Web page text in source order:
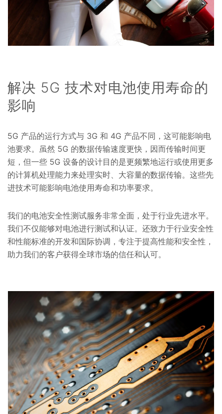
解决 5G 技术对电池使用寿命的
影响
5G 产品的运行方式与 3G 和 4G 产品不同，这可能影响电
池要求。虽然 5G 的数据传输速度更快，因而传输时间更
短，但一些 5G 设备的设计目的是更频繁地运行或使用更多
的计算机处理能力来处理实时、大容量的数据传输。这些先
进技术可能影响电池使用寿命和功率要求。
我们的电池安全性测试服务非常全面，处于行业先进水平。
我们不仅能够对电池进行测试和认证。还致力于行业安全性
和性能标准的开发和国际协调，专注于提高性能和安全性，
助力我们的客户获得全球市场的信任和认可。